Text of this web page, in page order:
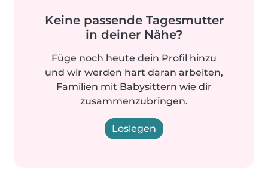
Keine passende Tagesmutter
in deiner Nähe?
Füge noch heute dein Profil hinzu
und wir werden hart daran arbeiten,
Familien mit Babysittern wie dir
zusammenzubringen.
Loslegen